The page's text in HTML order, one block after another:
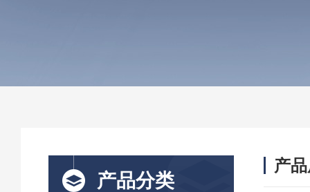
产品分类
产